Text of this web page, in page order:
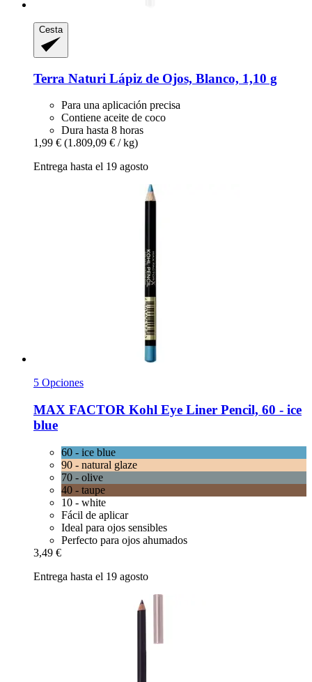
Cesta
Terra Naturi Lápiz de Ojos, Blanco, 1,10 g
Para una aplicación precisa
Contiene aceite de coco
Dura hasta 8 horas
1,99 € (1.809,09 € / kg)
Entrega hasta el 19 agosto
5 Opciones
MAX FACTOR Kohl Eye Liner Pencil, 60 -​ ice
blue
60 - ice blue
90 - natural glaze
70 - olive
40 - taupe
10 - white
Fácil de aplicar
Ideal para ojos sensibles
Perfecto para ojos ahumados
3,49 €
Entrega hasta el 19 agosto